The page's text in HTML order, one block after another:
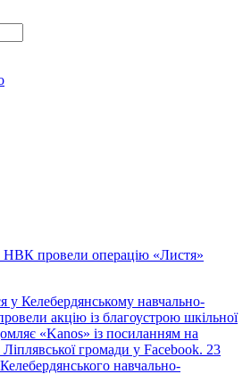
НВК провели операцію «Листя»
у Келебердянському навчально-
акцію із благоустрою шкільної
«Kanos» із посиланням на
громади у Facebook. 23
навчально-